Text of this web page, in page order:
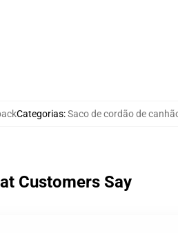
Categorias:Saco de cordão de
Customers Say